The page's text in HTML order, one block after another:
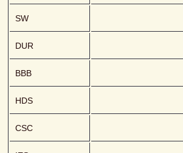
SW
DUR
BBB
HDS
CSC